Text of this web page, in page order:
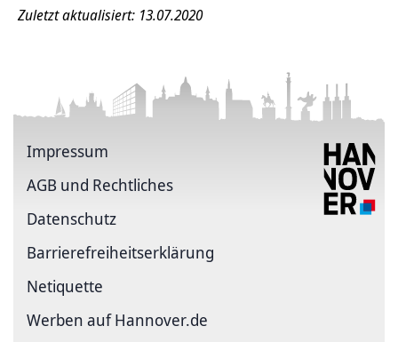
Zuletzt aktualisiert: 13.07.2020
Impressum
AGB und Rechtliches
Datenschutz
Barriere­freiheits­erklärung
Netiquette
Werben auf Hannover.de